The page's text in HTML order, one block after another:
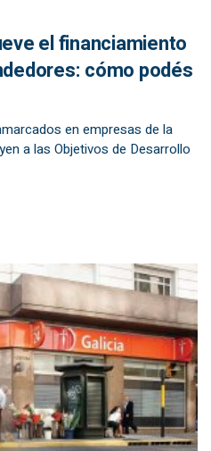
el financiamiento
cómo podés
en empresas de la
a las Objetivos de Desarrollo